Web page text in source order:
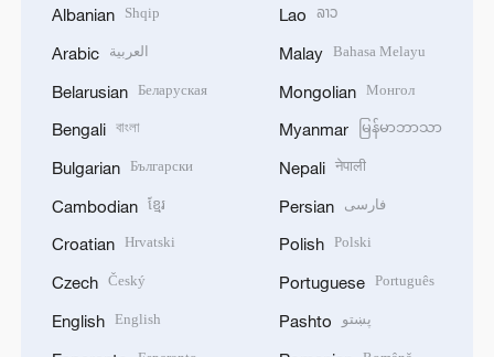
Albanian Shqip
Arabic العربية
Belarusian Беларуская
Bengali বাংলা
Bulgarian Български
Cambodian ខ្មែរ
Croatian Hrvatski
Czech Český
English English
Lao ລາວ
Malay Bahasa Melayu
Mongolian Монгол
Myanmar မြန်မာဘာသာ
Nepali नेपाली
Persian فارسی
Polish Polski
Portuguese Português
Pashto پښتو